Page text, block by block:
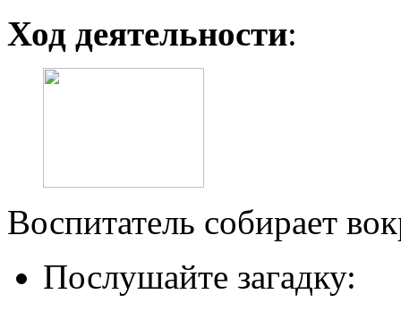
Ход деятельности:
Воспитатель собирает
Послушайте загадку: